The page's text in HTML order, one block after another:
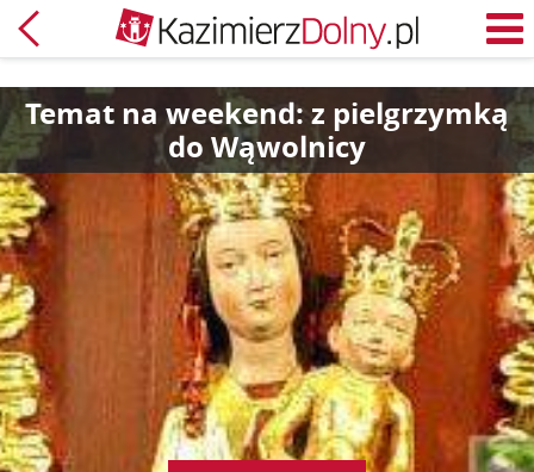
Powrót
Temat na weekend: z pielgrzymką
do Wąwolnicy